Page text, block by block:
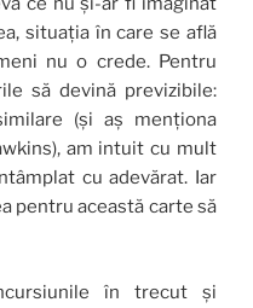
situația în care se află
nu o crede. Pentru
să devină previzibile:
(și aș menționa
am intuit cu mult
cu adevărat. Iar
pentru această carte să
în trecut și